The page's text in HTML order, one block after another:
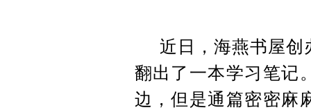
近日，海燕书屋创
翻出了一本学习笔记
边，但是通篇密密麻